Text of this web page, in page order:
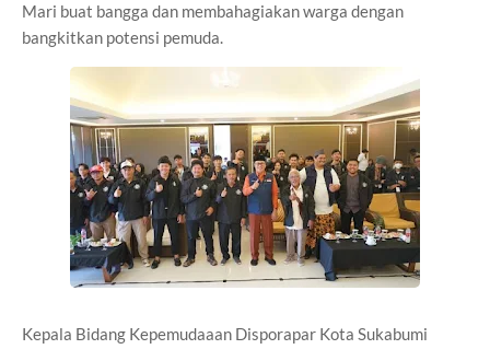
Mari buat bangga dan membahagiakan warga dengan
bangkitkan potensi pemuda.
Kepala Bidang Kepemudaaan Disporapar Kota Sukabumi